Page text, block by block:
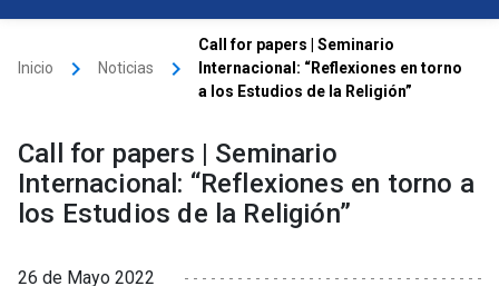
Inicio keyboard_arrow_right Noticias keyboard_arrow_right
Call for papers | Seminario
Internacional: “Reflexiones en torno
a los Estudios de la Religión”
Call for papers | Seminario
Internacional: “Reflexiones en torno a
los Estudios de la Religión”
26 de Mayo 2022